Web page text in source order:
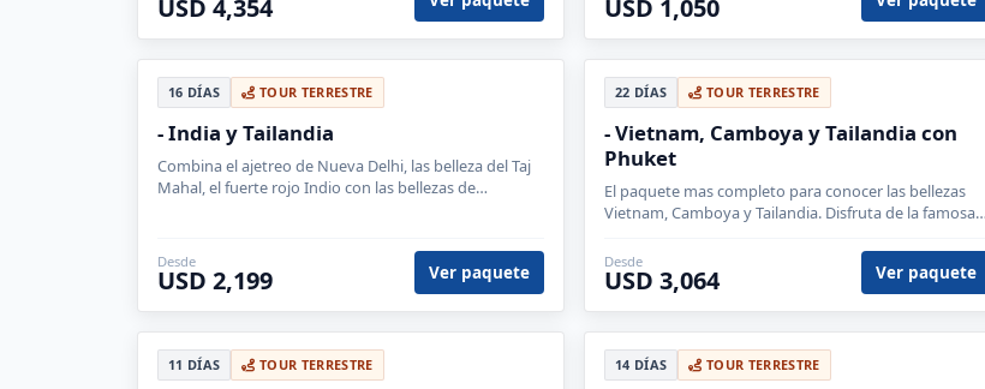
USD 4,354 USD 1,050
16 DÍAS TOUR TERRESTRE
- India y Tailandia
Combina el ajetreo de Nueva Delhi, las belleza del Taj
Mahal, el fuerte rojo Indio con las bellezas de
Desde
USD 2,199 Ver paquete
22 DÍAS TOUR TERRESTRE
- Vietnam, Camboya y Tailandia con
Phuket
El paquete mas completo para conocer las bellezas
Vietnam, Camboya y Tailandia. Disfruta de la famosa
Desde
USD 3,064 Ver paquete
11 DÍAS TOUR TERRESTRE 14 DÍAS TOUR TERRESTRE